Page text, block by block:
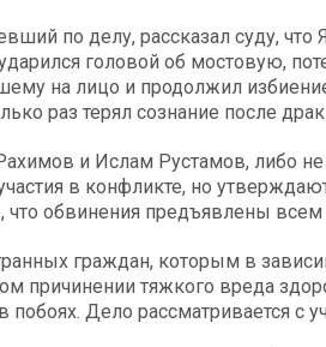
по делу, рассказал суду,
головой об мостовую,
на лицо и продолжил
раз терял сознание после
и Ислам Рустамов, либо
в конфликте, но
что обвинения предъявлены
граждан, которым в
причинении тяжкого вреда
Дело рассматривается с